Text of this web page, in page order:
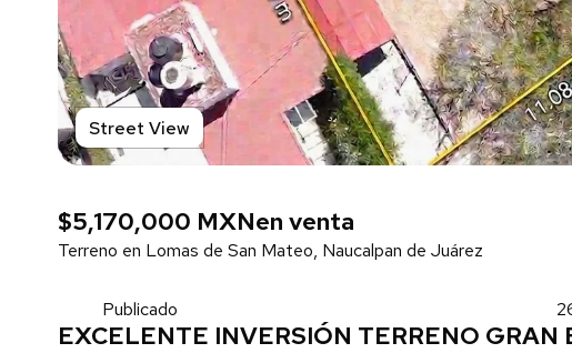
Street View
$5,170,000 MXNen venta
Terreno en Lomas de San Mateo, Naucalpan de Juárez
Publicado
EXCELENTE INVERSIÓN TERRENO GRAN